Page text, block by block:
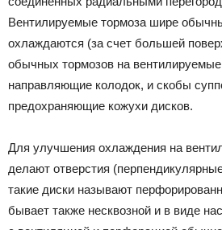
Вентилируемые тормоза шире
охлаждаются (за счет большей
обычных тормозов на
направляющие колодок, и скобы
предохраняющие кожухи дисков.
Для улучшения охлаждения на
делают отверстия
такие диски называют
бывает также несквозной и в виде